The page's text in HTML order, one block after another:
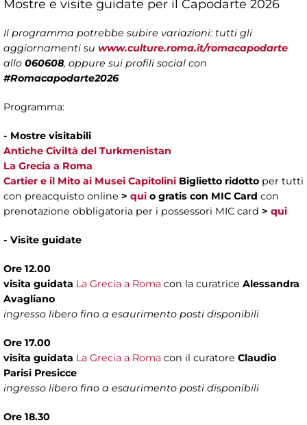
Mostre e visite guidate per il Capodarte 2026
Il programma potrebbe subire variazioni: tutti gli
aggiornamenti su www.culture.roma.it/romacapodarte
allo 060608, oppure sui profili social con
#Romacapodarte2026
Programma:
- Mostre visitabili
Antiche Civiltà del Turkmenistan
La Grecia a Roma
Cartier e il Mito ai Musei Capitolini Biglietto ridotto per tutti
con preacquisto online > qui o gratis con MIC Card con
prenotazione obbligatoria per i possessori MIC card > qui
- Visite guidate
Ore 12.00
visita guidata La Grecia a Roma con la curatrice Alessandra
Avagliano
ingresso libero fino a esaurimento posti disponibili
Ore 17.00
visita guidata La Grecia a Roma con il curatore Claudio
Parisi Presicce
ingresso libero fino a esaurimento posti disponibili
Ore 18.30